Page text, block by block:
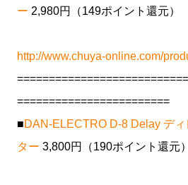
ー 2,980円（149ポイント還元）
http://www.chuya-online.com/
========================
■DAN-ELECTRO D-8 Delay デ
ター 3,800円（190ポイント還元）